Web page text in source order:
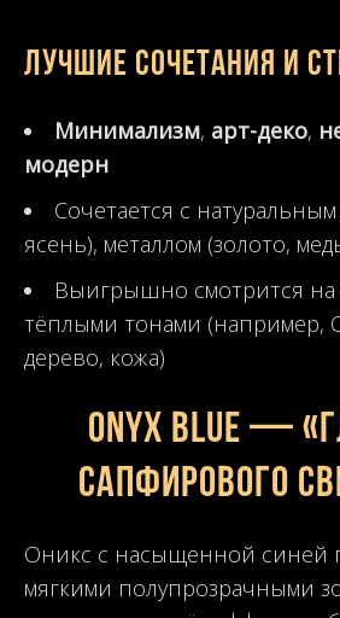
Лучшие сочетания и
Минимализм, арт-деко,
модерн
Сочетается с
ясень), металлом (золото,
Выигрышно смотрится на
тёплыми тонами (например,
дерево, кожа)
Onyx Blue —
сапфирового
Оникс с насыщенной синей
мягкими полупрозрачными